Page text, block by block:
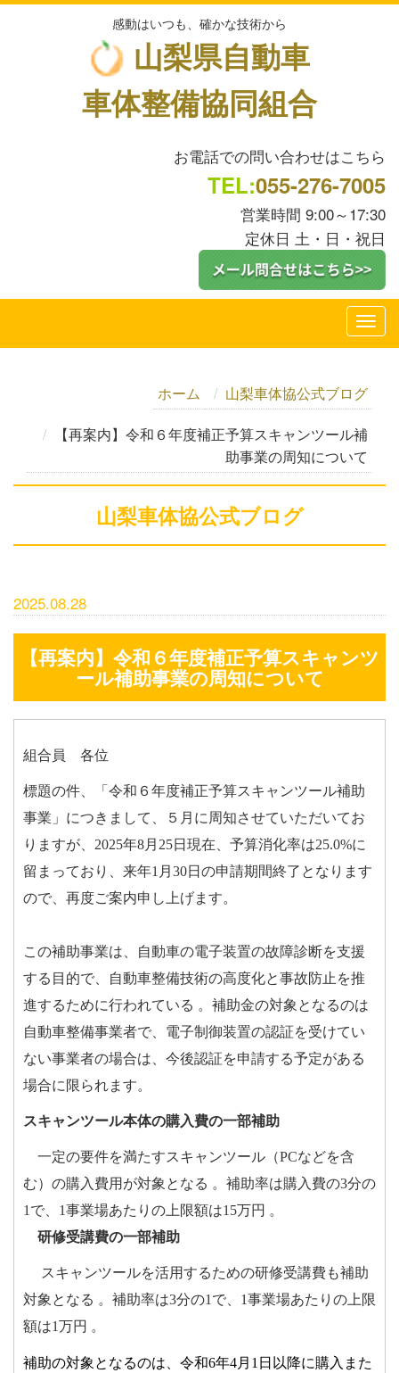
感動はいつも、確かな技術から
山梨県自動車
車体整備協同組合
お電話での問い合わせはこちら
TEL:055-276-7005
営業時間 9:00～17:30
定休日 土・日・祝日
ホーム
山梨車体協公式ブログ
【再案内】令和６年度補正予算スキャンツール補
助事業の周知について
山梨車体協公式ブログ
2025.08.28
【再案内】令和６年度補正予算スキャンツ
ール補助事業の周知について
組合員 各位
標題の件、「令和６年度補正予算スキャンツール補助
事業」につきまして、５月に周知させていただいてお
りますが、2025年8月25日現在、予算消化率は25.0%に
留まっており、来年1月30日の申請期間終了となります
ので、再度ご案内申し上げます。
この補助事業は、自動車の電子装置の故障診断を支援
する目的で、自動車整備技術の高度化と事故防止を推
進するために行われている 。補助金の対象となるのは
自動車整備事業者で、電子制御装置の認証を受けてい
ない事業者の場合は、今後認証を申請する予定がある
場合に限られます。
スキャンツール本体の購入費の一部補助
一定の要件を満たすスキャンツール（PCなどを含
む）の購入費用が対象となる 。補助率は購入費の3分の
1で、1事業場あたりの上限額は15万円 。
研修受講費の一部補助
スキャンツールを活用するための研修受講費も補助
対象となる 。補助率は3分の1で、1事業場あたりの上限
額は1万円 。
補助の対象となるのは、令和6年4月1日以降に購入また